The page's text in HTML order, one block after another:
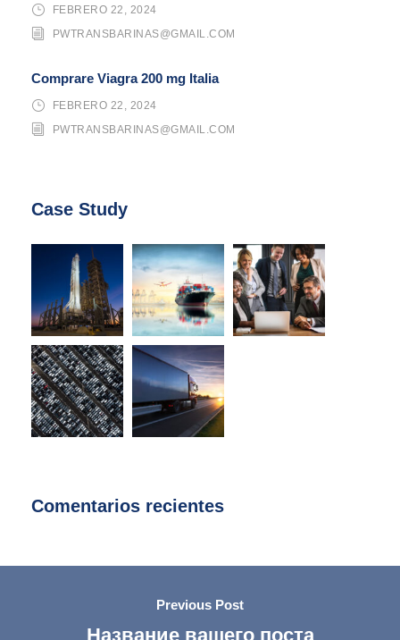
FEBRERO 22, 2024
PWTRANSBARINAS@GMAIL.COM
Comprare Viagra 200 mg Italia
FEBRERO 22, 2024
PWTRANSBARINAS@GMAIL.COM
Case Study
Comentarios recientes
Previous Post
Название вашего поста